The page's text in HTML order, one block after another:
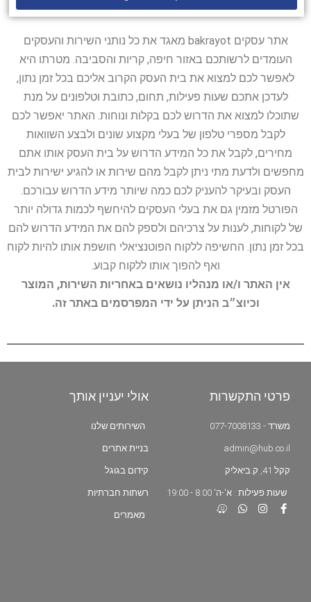
אתר עסקים bakrayot מאגד את כל נותני השירות והעסקים
העומדים לרשותכם באזור חיפה, קריות והסביבה. מטרתו היא
לאפשר לכם למצוא את בית העסק הקרוב אליכם בכל זמן נתון,
לעדכן אתכם שעות פעילות, תחום, כתובת וטלפונים על מנת
שתוכלו למצוא את הדרוש לכם בקלות ונוחות. האתר יאפשר לכם
לקבל מספרי טלפון של בעלי מקצוע שונים ולבצע השוואות
מחירים, לקבל את כל המידע הדרוש על בית העסק אותו אתם
מחפשים ולדעת מתי ניתן לקבל מהם שירות או להגיע ישירות לבית
העסק ובעיקר להעניק לכם כמה שיותר מידע הדרוש עבורכם.
הפורטל מזמין גם את בעלי העסקים להיחשף לכמות גדולה יותר
של לקוחות, לענות על צרכיהם ולספק להם את המידע הדרוש להם
בכל זמן נתון. החשיפה ללקוח הפוטנציאלי חושפת אותו להיות לקוח
ואף להפוך אותו ללקוח קבוע.
אין האתר ו/או מנהליו נושאים באחריות השירות, המוצר
וכיוצ״ב הניתן על ידי המפרסמים באתר זה.
פרטי התקשרות
משרד - 077-7008133
admin@hub.co.il
קקל 41, ק.ביאליק
שעות פעילות : א'-ה' 8:00 - 19:00
אולי יעניין אותך
השירותים שלנו
בניית אתרים
קידום בגוגל
רשתות חברתיות
מאמרים